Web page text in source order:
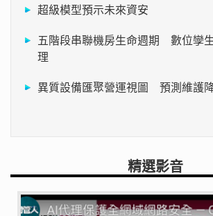
超級模型預示未來資安
五階段串聯機房生命週期 數位孿
理
異質設備匯聚營運視圖 預測維護
精選影音